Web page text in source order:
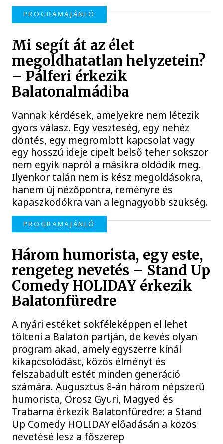
PROGRAMAJÁNLÓ
Mi segít át az élet
megoldhatatlan helyzetein?
– Pálferi érkezik
Balatonalmádiba
Vannak kérdések, amelyekre nem létezik
gyors válasz. Egy veszteség, egy nehéz
döntés, egy megromlott kapcsolat vagy
egy hosszú ideje cipelt belső teher sokszor
nem egyik napról a másikra oldódik meg.
Ilyenkor talán nem is kész megoldásokra,
hanem új nézőpontra, reményre és
kapaszkodókra van a legnagyobb szükség.
PROGRAMAJÁNLÓ
Három humorista, egy este,
rengeteg nevetés – Stand Up
Comedy HOLIDAY érkezik
Balatonfüredre
A nyári estéket sokféleképpen el lehet
tölteni a Balaton partján, de kevés olyan
program akad, amely egyszerre kínál
kikapcsolódást, közös élményt és
felszabadult estét minden generáció
számára. Augusztus 8-án három népszerű
humorista, Orosz Gyuri, Magyed és
Trabarna érkezik Balatonfüredre: a Stand
Up Comedy HOLIDAY előadásán a közös
nevetésé lesz a főszerep